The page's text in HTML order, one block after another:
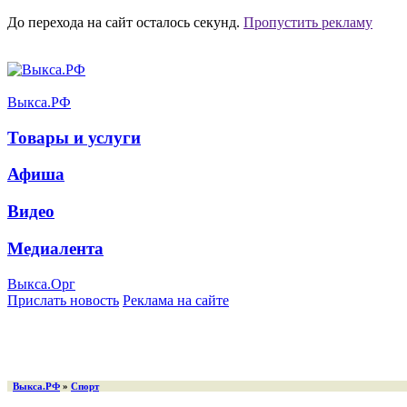
До перехода на сайт осталось секунд. Пропустить рекламу
Выкса.РФ
Товары и услуги
Афиша
Видео
Медиалента
Выкса.Орг
Прислать новость Реклама на сайте
Выкса.РФ » Спорт